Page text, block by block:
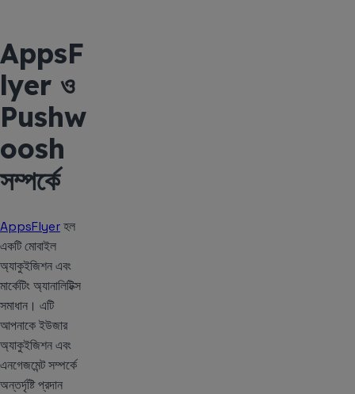
AppsF
lyer ও
Pushw
oosh
সম্পর্কে
AppsFlyerহল
একটি মোবাইল
অ্যাকুইজিশন এবং
মার্কেটিং অ্যানালিটিক্স
সমাধান। এটি
আপনাকে ইউজার
অ্যাকুইজিশন এবং
এনগেজমেন্ট সম্পর্কে
অন্তর্দৃষ্টি প্রদান